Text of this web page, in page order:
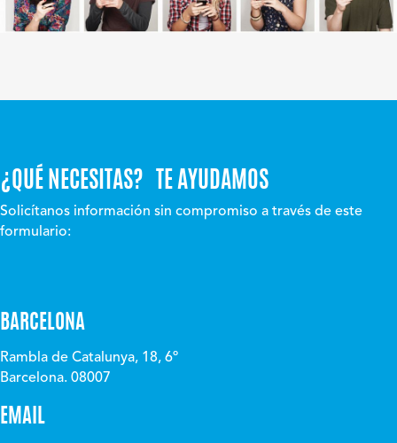
¿QUÉ NECESITAS? TE AYUDAMOS
Solicítanos información sin compromiso a través de este
formulario:
BARCELONA
Rambla de Catalunya, 18, 6º
Barcelona. 08007
EMAIL